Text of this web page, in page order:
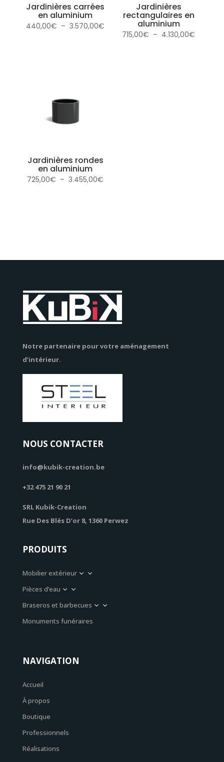
Jardinières carrées
en aluminium
440,00€ – 3.570,00€
Jardinières
rectangulaires en
aluminium
715,00€ – 4.130,00€
Jardinières rondes
en aluminium
725,00€ – 3.455,00€
Notre partenaire pour votre aménagement
d’intérieur.
NOUS CONTACTER
info@kubik-creation.be
+32 475 21 90 21
SRL Kubik-Creation
Rue Des Blés D’or 8, 1360 Perwez
PRODUITS
Mobilier extérieur 3
Pièces d’eau 3
Braseros et barbecues 3
Monuments funéraires
NAVIGATION
Accueil
À propos
Boutique
Professionnels
Réalisations